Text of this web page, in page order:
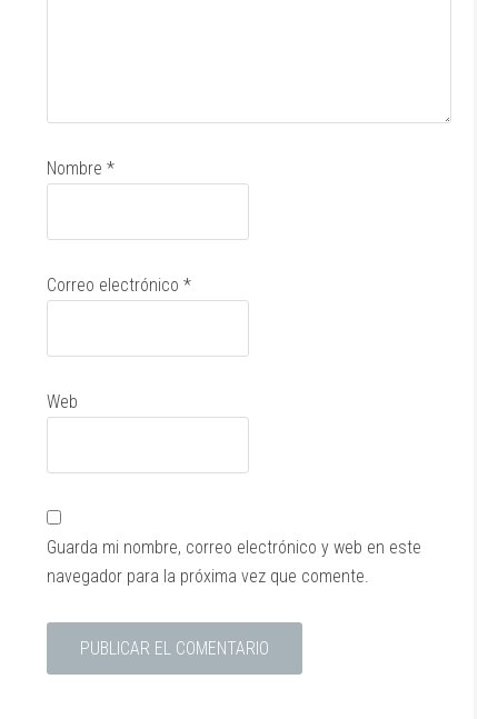
Nombre*
Correo electrónico*
Web
Guarda mi nombre, correo electrónico y web en este
navegador para la próxima vez que comente.